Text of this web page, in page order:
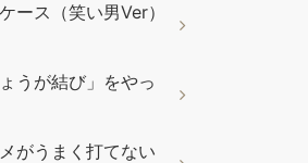
ール レ
床面・
無色
ールは
ース（笑い男Ver）
うが結び」をやっ
がうまく打てない